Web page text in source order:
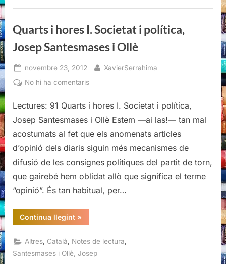
Quarts i hores I. Societat i política,
Josep Santesmases i Ollè
Posted
on
novembre 23, 2012 By
XavierSerrahima
No hi ha comentarisa
i
hores
Societat
i
política,
Josep
Santesmases
Lectures: 91 Quarts i hores I. Societat i política,
Josep Santesmases i Ollè Estem —ai las!— tan mal
acostumats al fet que els anomenats articles
d’opinió dels diaris siguin més mecanismes de
difusió de les consignes polítiques del partit de torn,
que gairebé hem oblidat allò que significa el terme
“opinió”. És tan habitual, per…
Continua llegint“Quarts
i
I.
Societat
política,
»
Altres, Català, Notes de lectura,
Santesmases i Ollè, Josep